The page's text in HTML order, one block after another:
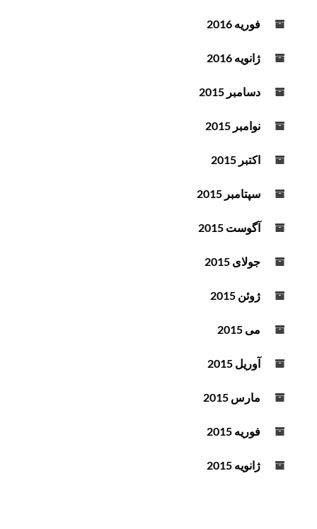
فوریه 2016
ژانویه 2016
دسامبر 2015
نوامبر 2015
اکتبر 2015
سپتامبر 2015
آگوست 2015
جولای 2015
ژوئن 2015
می 2015
آوریل 2015
مارس 2015
فوریه 2015
ژانویه 2015